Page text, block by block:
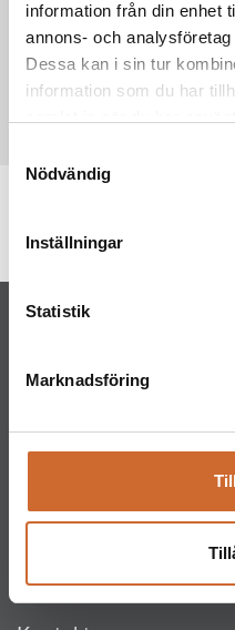
information från din enhet
annons- och
Dessa kan i sin tur
information som du har
Nödvändig
Inställningar
Statistik
Marknadsföring
Lyftkraft Frontlyft
Kraftuttag 540/540E
Motoreffekt 75 hk
Maskinparken Sverige
Ritarslingan 4, Arninge
Orgnr: 559217-5763